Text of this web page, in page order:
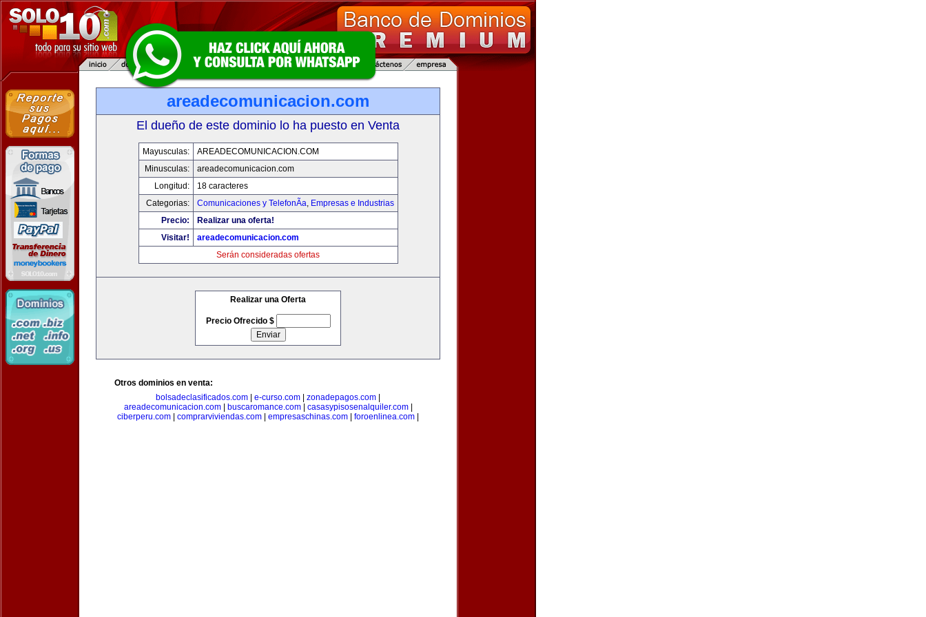
areadecomunicacion.com
El dueño de este dominio lo ha puesto en Venta
Mayusculas:
AREADECOMUNICACION.COM
Minusculas:
areadecomunicacion.com
Longitud:
18 caracteres
Categorias:
Comunicaciones y TelefonÃ­a, Empresas e Industrias
Precio:
Realizar una oferta!
Visitar!
areadecomunicacion.com
Serán consideradas ofertas
Realizar una Oferta
Precio Ofrecido $
Otros dominios en venta:
bolsadeclasificados.com
e-curso.com zonadepagos.com
areadecomunicacion.com| buscaromance.com| casasypisosenalquiler.com|
ciberperu.com
comprarviviendas.com empresaschinas.com foroenlinea.com